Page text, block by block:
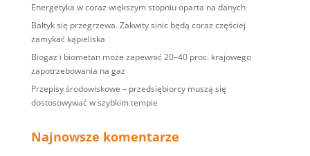
Energetyka w coraz większym stopniu oparta na danych
Bałtyk się przegrzewa. Zakwity sinic będą coraz częściej
zamykać kąpieliska
Biogaz i biometan może zapewnić 20–40 proc. krajowego
zapotrzebowania na gaz
Przepisy środowiskowe – przedsiębiorcy muszą się
dostosowywać w szybkim tempie
Najnowsze komentarze